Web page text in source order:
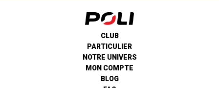
CLUB
PARTICULIER
NOTRE UNIVERS
MON COMPTE
BLOG